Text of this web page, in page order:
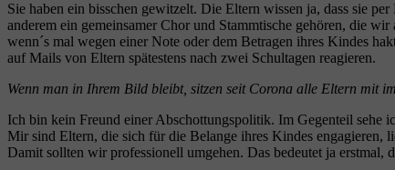
Sie haben ein bisschen gewitzelt. Die Eltern wissen ja, dass sie
anderem ein gemeinsamer Chor und Stammtische gehören, die
wenn´s mal wegen einer Note oder dem Betragen ihres Kindes
auf Mails von Eltern spätestens nach zwei Schultagen reagieren.
Wenn man in Ihrem Bild bleibt, sitzen seit Corona alle Eltern mit
Ich bin kein Freund einer Abschottungspolitik. Im Gegenteil sehe
Mir sind Eltern, die sich für die Belange ihres Kindes engagieren,
Damit sollten wir professionell umgehen. Das bedeutet ja erstmal,